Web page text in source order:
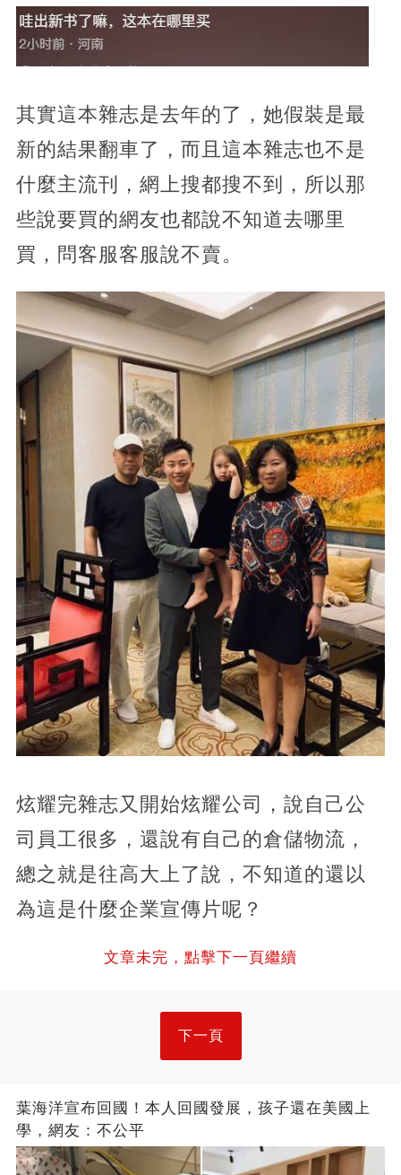
其實這本雜志是去年的了，她假裝是最
新的結果翻車了，而且這本雜志也不是
什麼主流刊，網上搜都搜不到，所以那
些說要買的網友也都說不知道去哪里
買，問客服客服說不賣。
炫耀完雜志又開始炫耀公司，說自己公
司員工很多，還說有自己的倉儲物流，
總之就是往高大上了說，不知道的還以
為這是什麼企業宣傳片呢？
文章未完，點擊下一頁繼續
下一頁
葉海洋宣布回國！本人回國發展，孩子還在美國上
學，網友：不公平